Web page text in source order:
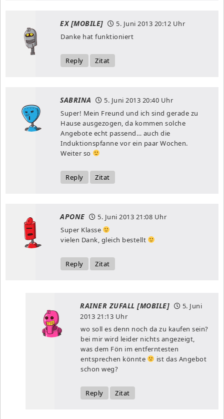
EX [MOBILE] 5. Juni 2013 20:12 Uhr
Danke hat funktioniert
Reply Zitat
SABRINA 5. Juni 2013 20:40 Uhr
Super! Mein Freund und ich sind gerade zu
Hause ausgezogen, da kommen solche
Angebote echt passend… auch die
Induktionspfanne vor ein paar Wochen.
Weiter so
Reply Zitat
APONE 5. Juni 2013 21:08 Uhr
Super Klasse
vielen Dank, gleich bestellt
Reply Zitat
RAINER ZUFALL [MOBILE]
5. Juni
2013 21:13 Uhr
wo soll es denn noch da zu kaufen sein?
bei mir wird leider nichts angezeigt,
was dem Fön im entferntesten
entsprechen könnte
ist das Angebot
schon weg?
Reply Zitat